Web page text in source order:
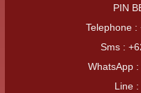
PIN
Telephone :
Sms :
WhatsApp
Line